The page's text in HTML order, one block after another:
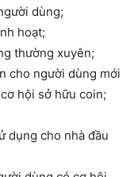
dùng;
hoạt;
thường xuyên;
cho người dùng mới
hội sở hữu coin;
dụng cho nhà đầu